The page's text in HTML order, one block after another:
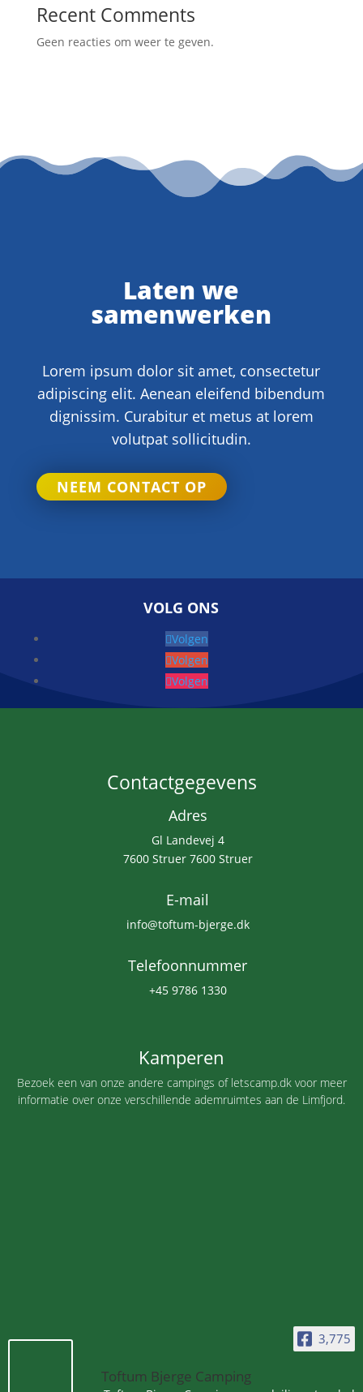
Recent Comments
Geen reacties om weer te geven.
Laten we
samenwerken
Lorem ipsum dolor sit amet, consectetur
adipiscing elit. Aenean eleifend bibendum
dignissim. Curabitur et metus at lorem
volutpat sollicitudin.
NEEM CONTACT OP
VOLG ONS
Volgen
Volgen
Volgen
Contactgegevens
Adres
Gl Landevej 4
7600 Struer 7600 Struer
E-mail
info@toftum-bjerge.dk
Telefoonnummer
+45 9786 1330
Kamperen
Bezoek een van onze andere campings of letscamp.dkvoor meer
informatie over onze verschillende ademruimtes aan de Limfjord.
3,775
Toftum Bjerge Camping